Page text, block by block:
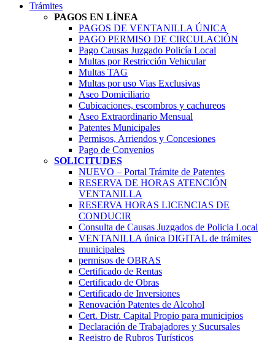
Trámites
PAGOS EN LÍNEA
PAGOS DE VENTANILLA ÚNICA
PAGO PERMISO DE CIRCULACIÓN
Pago Causas Juzgado Policía Local
Multas por Restricción Vehicular
Multas TAG
Multas por uso Vias Exclusivas
Aseo Domiciliario
Cubicaciones, escombros y cachureos
Aseo Extraordinario Mensual
Patentes Municipales
Permisos, Arriendos y Concesiones
Pago de Convenios
SOLICITUDES
NUEVO – Portal Trámite de Patentes
RESERVA DE HORAS ATENCIÓN
VENTANILLA
RESERVA HORAS LICENCIAS DE
CONDUCIR
Consulta de Causas Juzgados de Policia Local
VENTANILLA única DIGITAL de trámites
municipales
permisos de OBRAS
Certificado de Rentas
Certificado de Obras
Certificado de Inversiones
Renovación Patentes de Alcohol
Cert. Distr. Capital Propio para municipios
Declaración de Trabajadores y Sucursales
Registro de Rubros Turí­sticos